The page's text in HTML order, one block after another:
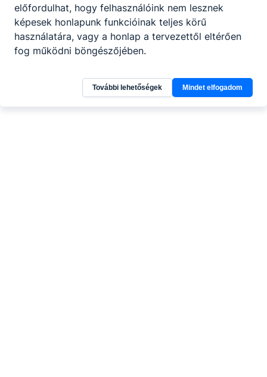
előfordulhat, hogy felhasználóink nem lesznek
képesek honlapunk funkcióinak teljes körű
használatára, vagy a honlap a tervezettől eltérően
fog működni böngészőjében.
További lehetőségek Mindet elfogadom